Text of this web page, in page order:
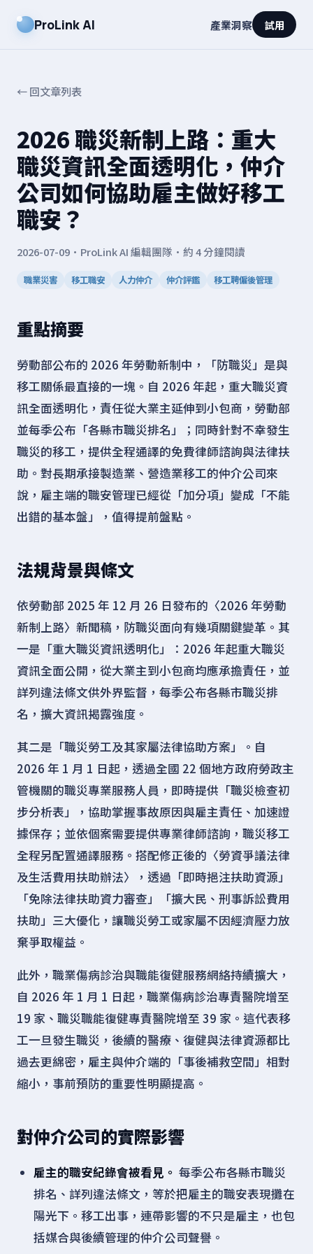
ProLink AI 產業洞察 試用
← 回文章列表
2026 職災新制上路：重大
職災資訊全面透明化，仲介
公司如何協助雇主做好移工
職安？
2026-07-09 · ProLink AI 編輯團隊 · 約 4 分鐘閱讀
職業災害 移工職安 人力仲介 仲介評鑑 移工聘僱後管理
重點摘要
勞動部公布的 2026 年勞動新制中，「防職災」是與
移工關係最直接的一塊。自 2026 年起，重大職災資
訊全面透明化，責任從大業主延伸到小包商，勞動部
並每季公布「各縣市職災排名」；同時針對不幸發生
職災的移工，提供全程通譯的免費律師諮詢與法律扶
助。對長期承接製造業、營造業移工的仲介公司來
說，雇主端的職安管理已經從「加分項」變成「不能
出錯的基本盤」，值得提前盤點。
法規背景與條文
依勞動部 2025 年 12 月 26 日發布的〈2026 年勞動
新制上路〉新聞稿，防職災面向有幾項關鍵變革。其
一是「重大職災資訊透明化」：2026 年起重大職災
資訊全面公開，從大業主到小包商均應承擔責任，並
詳列違法條文供外界監督，每季公布各縣市職災排
名，擴大資訊揭露強度。
其二是「職災勞工及其家屬法律協助方案」。自
2026 年 1 月 1 日起，透過全國 22 個地方政府勞政主
管機關的職災專業服務人員，即時提供「職災檢查初
步分析表」，協助掌握事故原因與雇主責任、加速證
據保存；並依個案需要提供專業律師諮詢，職災移工
全程另配置通譯服務。搭配修正後的〈勞資爭議法律
及生活費用扶助辦法〉，透過「即時挹注扶助資源」
「免除法律扶助資力審查」「擴大民、刑事訴訟費用
扶助」三大優化，讓職災勞工或家屬不因經濟壓力放
棄爭取權益。
此外，職業傷病診治與職能復健服務網絡持續擴大，
自 2026 年 1 月 1 日起，職業傷病診治專責醫院增至
19 家、職災職能復健專責醫院增至 39 家。這代表移
工一旦發生職災，後續的醫療、復健與法律資源都比
過去更綿密，雇主與仲介端的「事後補救空間」相對
縮小，事前預防的重要性明顯提高。
對仲介公司的實際影響
雇主的職安紀錄會被看見。 每季公布各縣市職災
排名、詳列違法條文，等於把雇主的職安表現攤在
陽光下。移工出事，連帶影響的不只是雇主，也包
括媒合與後續管理的仲介公司聲譽。